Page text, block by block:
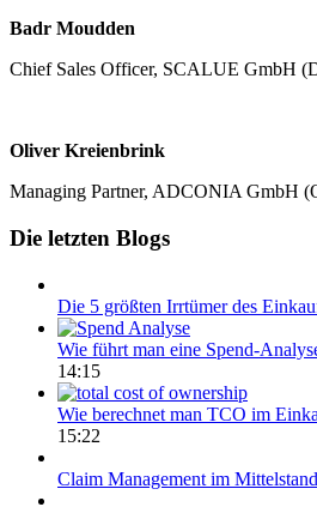
Badr Moudden
Chief Sales Officer, SCALUE GmbH
Oliver Kreienbrink
Managing Partner, ADCONIA GmbH
Die letzten Blogs
Die 5 größten Irrtümer des
Wie führt man eine Spend-
14:15
Wie berechnet man TCO im
15:22
Claim Management im Mittelstand